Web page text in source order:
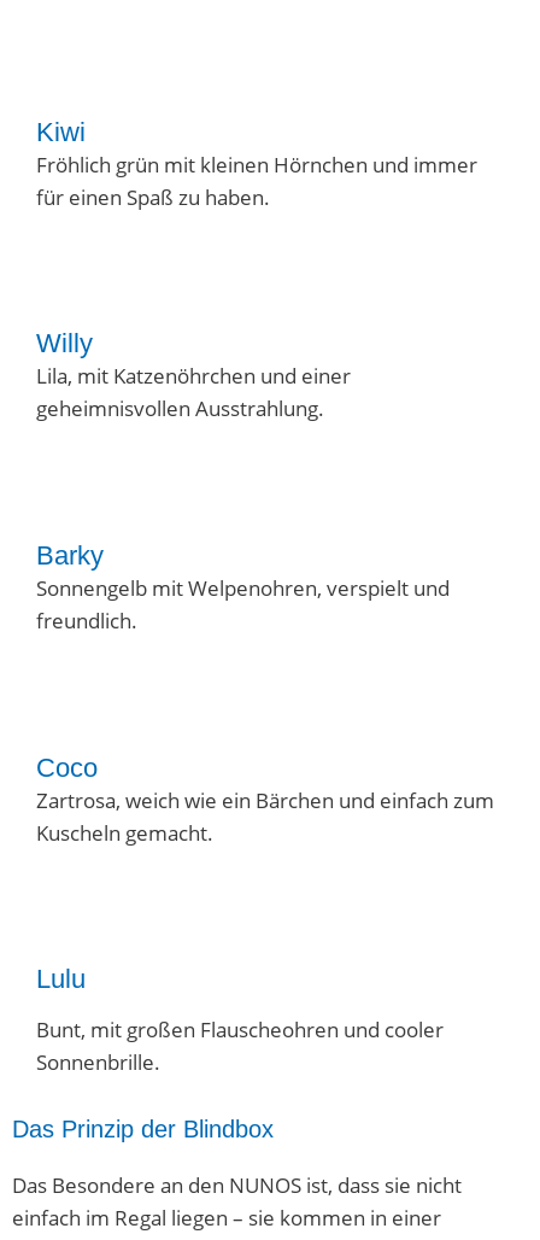
Kiwi
Fröhlich grün mit kleinen Hörnchen und immer
für einen Spaß zu haben.
Willy
Lila, mit Katzenöhrchen und einer
geheimnisvollen Ausstrahlung.
Barky
Sonnengelb mit Welpenohren, verspielt und
freundlich.
Coco
Zartrosa, weich wie ein Bärchen und einfach zum
Kuscheln gemacht.
Lulu
Bunt, mit großen Flauscheohren und cooler
Sonnenbrille.
Das Prinzip der Blindbox
Das Besondere an den NUNOS ist, dass sie nicht
einfach im Regal liegen – sie kommen in einer